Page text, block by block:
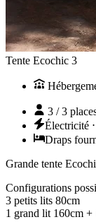
Tente Ecochic 3
3 / 3
Électricité ⋅
Draps
Grande tente
Configurations
3 petits lits 80cm
1 grand lit 160cm